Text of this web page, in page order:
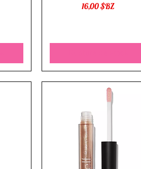
Prix
16,00 $BZ